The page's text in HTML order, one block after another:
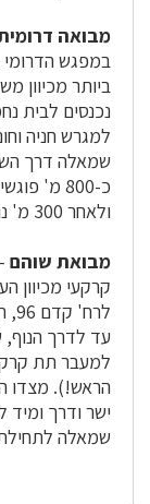
מבואה
במפגש הדרומי
נכנסים לבית
למגרש חניה
שמאלה דרך
כ-800 מ'
ולאחר 300 מ' נוספים מגיעים למפגש עם סינגל יער שוהם.
מבואת שוהם
קרקעי מכיוון
הראש!). מצדו
ישר ודרך ומיד
שמאלה